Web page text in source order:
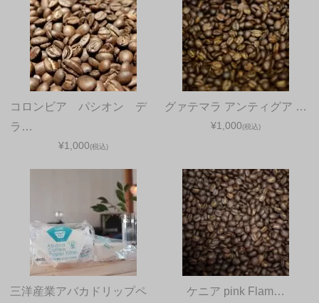
コロンビア パシオン デ
ラ…
¥1,000(税込)
グァテマラ アンティグア …
¥1,000(税込)
三洋産業アバカドリップペ
ケニア pink Flam…